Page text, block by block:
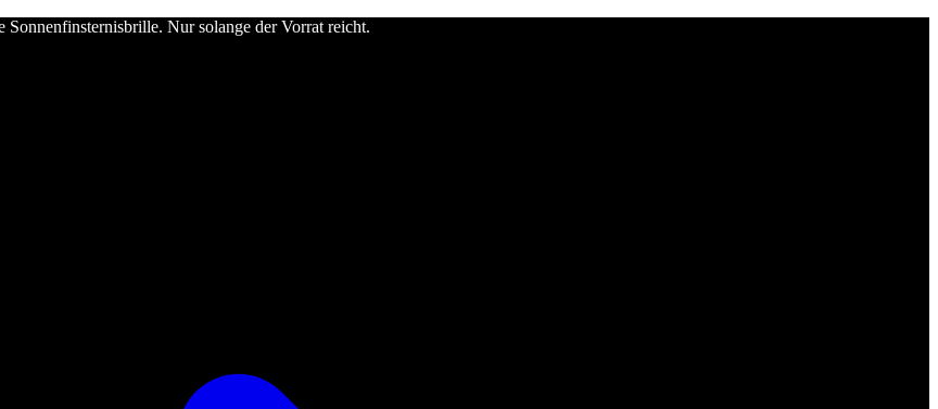
Nur solange der Vorrat reicht.